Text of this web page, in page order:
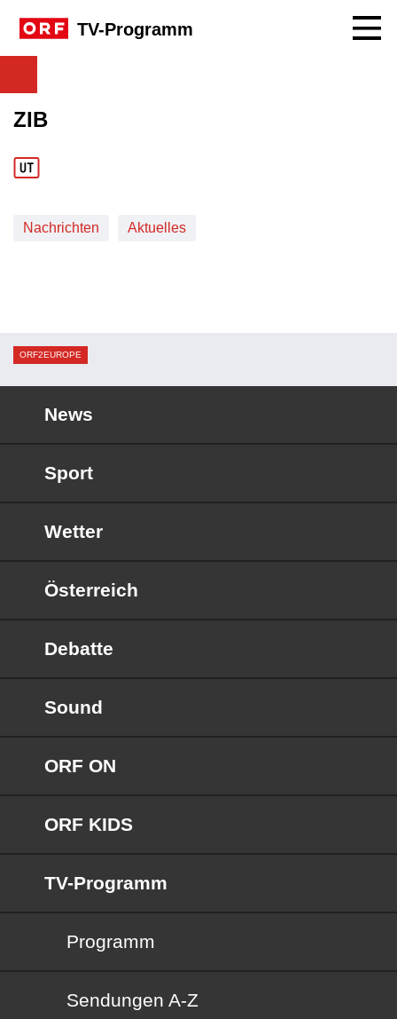
TV-Programm
ZIB
Nachrichten Aktuelles
ORF2EUROPE
News
Sport
Wetter
Österreich
Debatte
Sound
ORF ON
ORF KIDS
TV-Programm
Programm
Sendungen von A bis Z
Sendungen A-Z